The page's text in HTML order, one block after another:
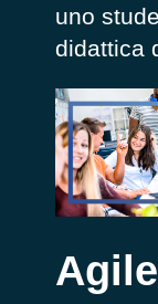
uno
didattica